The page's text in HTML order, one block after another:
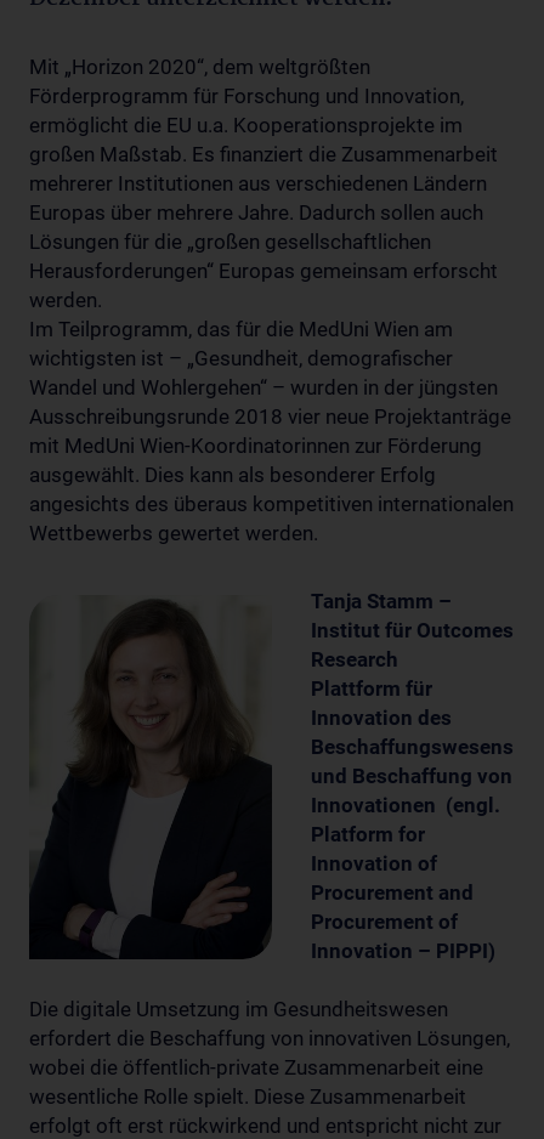
Mit „Horizon 2020“, dem weltgrößten
Förderprogramm für Forschung und Innovation,
ermöglicht die EU u.a. Kooperationsprojekte im
großen Maßstab. Es finanziert die Zusammenarbeit
mehrerer Institutionen aus verschiedenen Ländern
Europas über mehrere Jahre. Dadurch sollen auch
Lösungen für die „großen gesellschaftlichen
Herausforderungen“ Europas gemeinsam erforscht
werden.
Im Teilprogramm, das für die MedUni Wien am
wichtigsten ist – „Gesundheit, demografischer
Wandel und Wohlergehen“ – wurden in der jüngsten
Ausschreibungsrunde 2018 vier neue Projektanträge
mit MedUni Wien-Koordinatorinnen zur Förderung
ausgewählt. Dies kann als besonderer Erfolg
angesichts des überaus kompetitiven internationalen
Wettbewerbs gewertet werden.
Tanja Stamm –
Institut für Outcomes
Research
Plattform für
Innovation des
Beschaffungswesens
und Beschaffung von
Innovationen (engl.
Platform for
Innovation of
Procurement and
Procurement of
Innovation – PIPPI)
Die digitale Umsetzung im Gesundheitswesen
erfordert die Beschaffung von innovativen Lösungen,
wobei die öffentlich-private Zusammenarbeit eine
wesentliche Rolle spielt. Diese Zusammenarbeit
erfolgt oft erst rückwirkend und entspricht nicht zur